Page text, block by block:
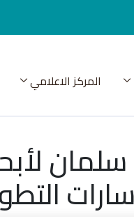
المركز الاعلامي